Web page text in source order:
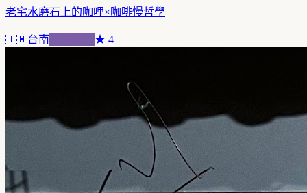
老宅水磨石上的咖哩×咖啡慢哲學
🇹🇼台南 ★ 4